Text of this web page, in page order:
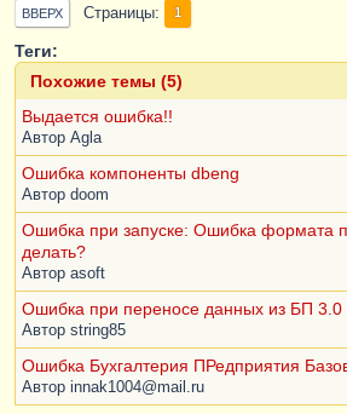
РегистрРасчета
ГДЕ
ДополнительныеНачисления.
&ПериодДействия
ОБЪЕДИНИТЬ ВСЕ
ВЫБРАТЬ
Удержания. Сотрудник,
Удержания
Удержания.ВидРасчета,
NULL
ИЗ
РегистрРасчета
Удержания
ГДЕ
Удержания.
ВВЕРХ Страницы 1
Теги:
Похожие темы (5)
Выдается ошибка!!
Автор Agla
Ошибка компоненты dbeng
Автор doom
Ошибка при запуске: Ошибка формата
делать?
Автор asoft
Ошибка при переносе данных из БП 3.0
Автор string85
Ошибка Бухгалтерия ПРедприятия
Автор innak1004@mail.ru